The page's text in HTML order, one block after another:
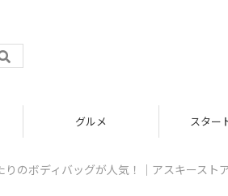
グルメ スター
のボディバッグが人気！｜アスキースト